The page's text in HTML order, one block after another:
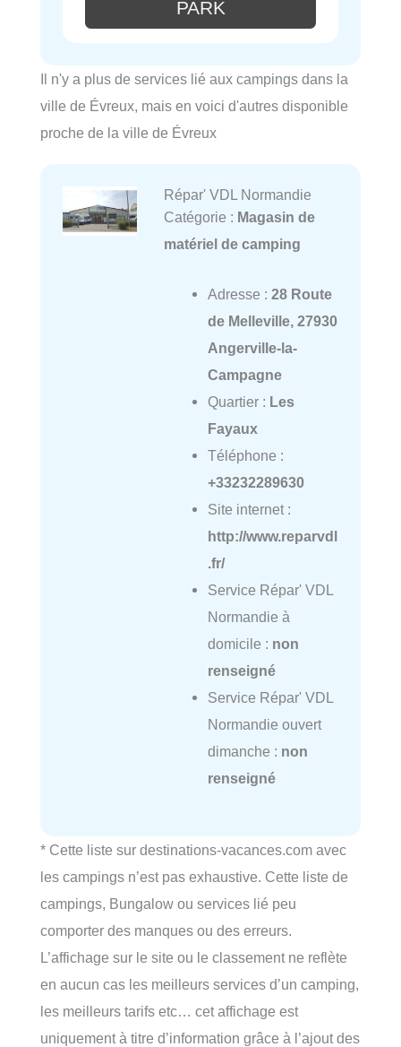
PARK
Il n'y a plus de services lié aux campings dans la
ville de Évreux, mais en voici d'autres disponible
proche de la ville de Évreux
Répar' VDL Normandie
Catégorie : Magasin de
matériel de camping
Adresse : 28 Route
de Melleville, 27930
Angerville-la-
Campagne
Quartier : Les
Fayaux
Téléphone :
+33232289630
Site internet :
http://www.reparvdl
.fr/
Service Répar' VDL
Normandie à
domicile : non
renseigné
Service Répar' VDL
Normandie ouvert
dimanche : non
renseigné
* Cette liste sur destinations-vacances.com avec
les campings n’est pas exhaustive. Cette liste de
campings, Bungalow ou services lié peu
comporter des manques ou des erreurs.
L’affichage sur le site ou le classement ne reflète
en aucun cas les meilleurs services d’un camping,
les meilleurs tarifs etc… cet affichage est
uniquement à titre d’information grâce à l’ajout des